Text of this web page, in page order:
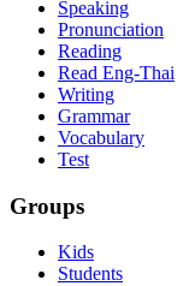
Speaking
Pronunciation
Reading
Read Eng-Thai
Writing
Grammar
Vocabulary
Test
Groups
Kids
Students